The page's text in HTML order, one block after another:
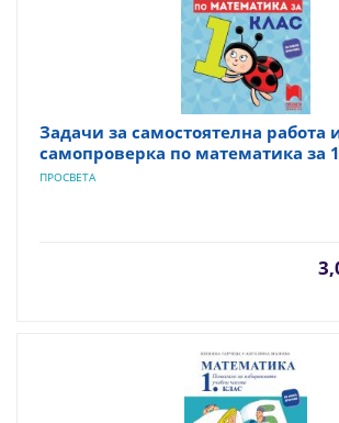
Задачи за самостоятелна работа
самопроверка по математика за
ПРОСВЕТА